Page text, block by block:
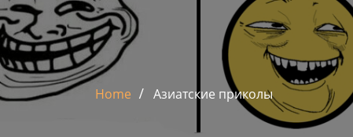
Home Азиатские приколы